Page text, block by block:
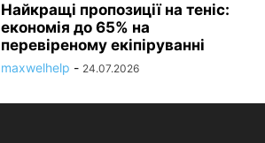
Найкращі пропозиції на теніс:
економія до 65% на
перевіреному екіпіруванні
maxwelhelp - 24.07.2026